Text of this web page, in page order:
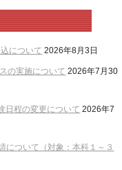
について 2026年8月3日
の実施について 2026年7月30
日程の変更について 2026年7
について（対象：本科１～３